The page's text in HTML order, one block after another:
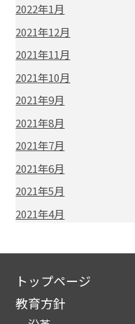
2022年1月
2021年12月
2021年11月
2021年10月
2021年9月
2021年8月
2021年7月
2021年6月
2021年5月
2021年4月
トップページ
教育方針